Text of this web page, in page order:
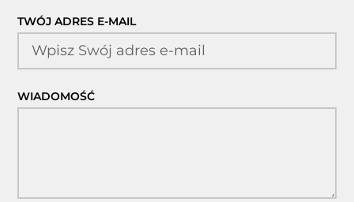
TWÓJ ADRES E-MAIL
WIADOMOŚĆ